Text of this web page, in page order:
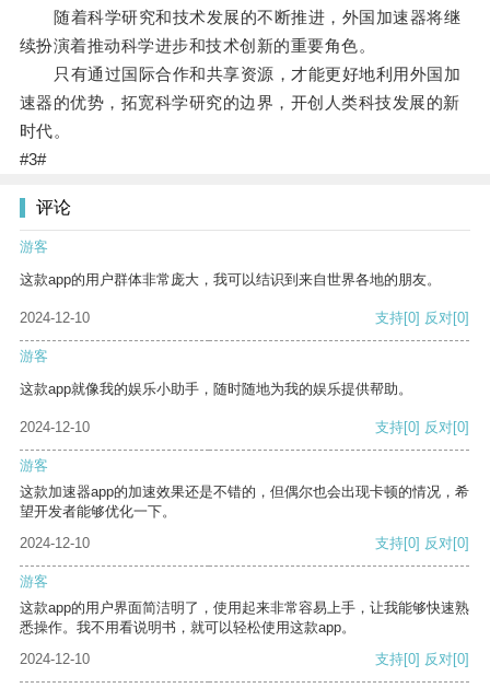
随着科学研究和技术发展的不断推进，外国加速器将继
续扮演着推动科学进步和技术创新的重要角色。
只有通过国际合作和共享资源，才能更好地利用外国加
速器的优势，拓宽科学研究的边界，开创人类科技发展的新
时代。
#3#
评论
游客
这款app的用户群体非常庞大，我可以结识到来自世界各地的朋友。
2024-12-10 支持[0] 反对[0]
游客
这款app就像我的娱乐小助手，随时随地为我的娱乐提供帮助。
2024-12-10 支持[0] 反对[0]
游客
这款加速器app的加速效果还是不错的，但偶尔也会出现卡顿的情况，希
望开发者能够优化一下。
2024-12-10
支持[0] 反对[0]
游客
这款app的用户界面简洁明了，使用起来非常容易上手，让我能够快速熟
悉操作。我不用看说明书，就可以轻松使用这款app。
2024-12-10
支持[0] 反对[0]